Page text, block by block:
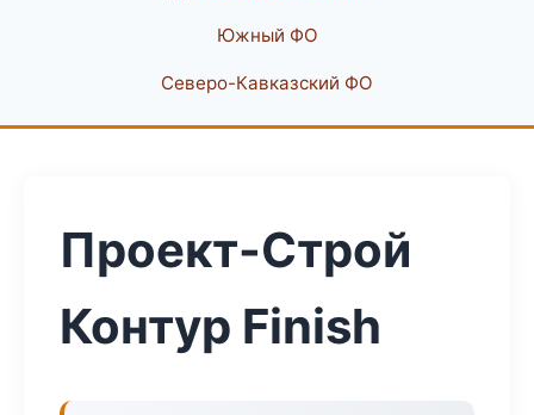
Южный ФО
Северо-Кавказский ФО
Проект-Строй
Контур Finish